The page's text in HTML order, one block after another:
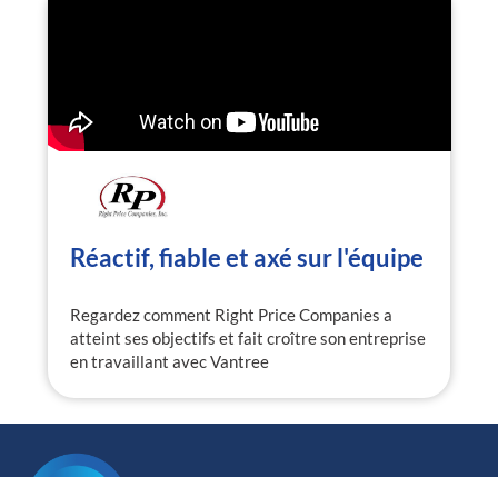
Réactif, fiable et axé sur l'équipe
Regardez comment Right Price Companies a
atteint ses objectifs et fait croître son entreprise
en travaillant avec Vantree